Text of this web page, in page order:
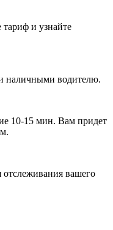
и узнайте
наличными водителю.
10-15 мин. Вам придет
вашего